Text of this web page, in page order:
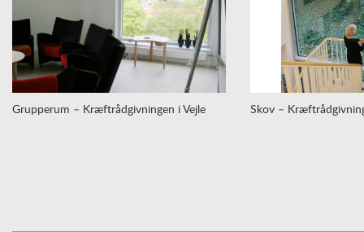
Grupperum – Kræftrådgivningen i Vejle Skov –